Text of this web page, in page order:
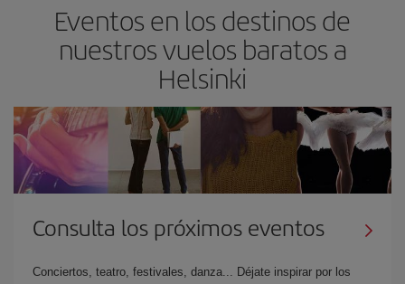
Eventos en los destinos de
nuestros vuelos baratos a
Helsinki
Consulta los próximos eventos
Conciertos, teatro, festivales, danza... Déjate inspirar por los